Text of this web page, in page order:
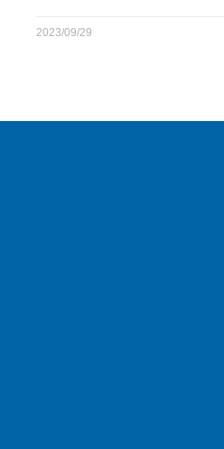
2023/09/29